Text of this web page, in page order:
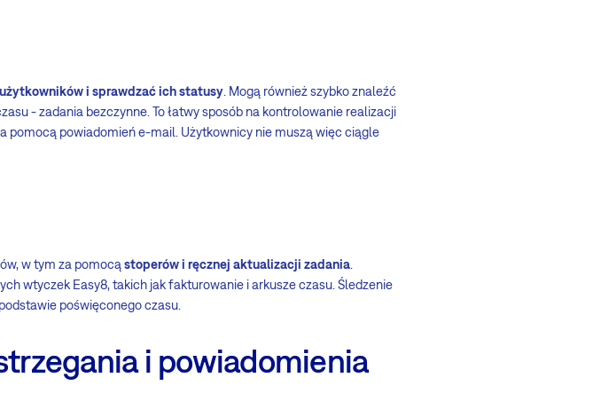
i sprawdzać ich statusy. Mogą również szybko znaleźć
- zadania bezczynne. To łatwy sposób na kontrolowanie realizacji
pomocą powiadomień e-mail. Użytkownicy nie muszą więc ciągle
w tym za pomocą stoperów i ręcznej aktualizacji zadania.
wtyczek Easy8, takich jak fakturowanie i arkusze czasu. Śledzenie
poświęconego czasu.
i powiadomienia